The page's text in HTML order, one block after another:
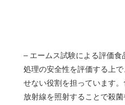
– エームス試験による評価食
処理の安全性を評価する上
せない役割を担っています
放射線を照射することで殺